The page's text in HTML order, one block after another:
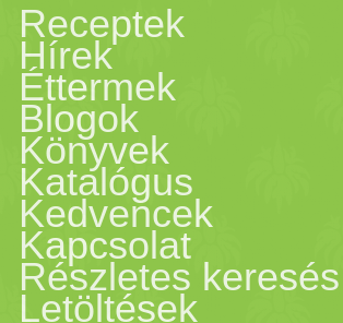
Receptek
Hírek
Éttermek
Blogok
Könyvek
Katalógus
Kedvencek
Kapcsolat
Részletes keresés
Letöltések